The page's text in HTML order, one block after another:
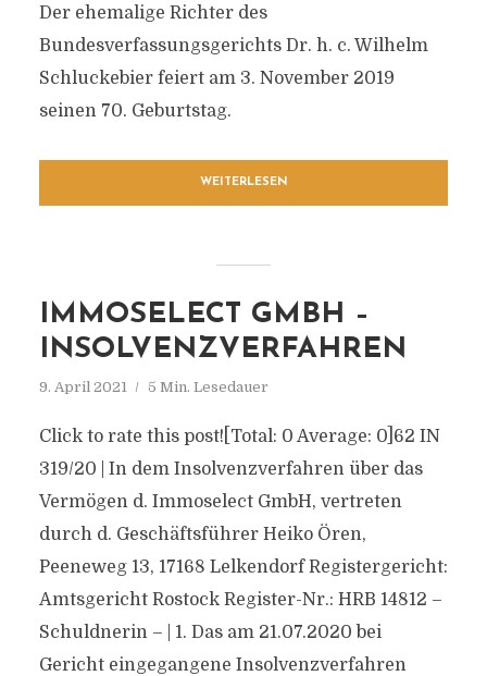
Der ehemalige Richter des
Bundesverfassungsgerichts Dr. h. c. Wilhelm
Schluckebier feiert am 3. November 2019
seinen 70. Geburtstag.
WEITERLESEN
IMMOSELECT GMBH –
INSOLVENZVERFAHREN
9. April 2021 5 Min. Lesedauer
Click to rate this post![Total: 0 Average: 0]62 IN
319/20 | In dem Insolvenzverfahren über das
Vermögen d. Immoselect GmbH, vertreten
durch d. Geschäftsführer Heiko Ören,
Peeneweg 13, 17168 Lelkendorf Registergericht:
Amtsgericht Rostock Register-Nr.: HRB 14812 –
Schuldnerin – | 1. Das am 21.07.2020 bei
Gericht eingegangene Insolvenzverfahren